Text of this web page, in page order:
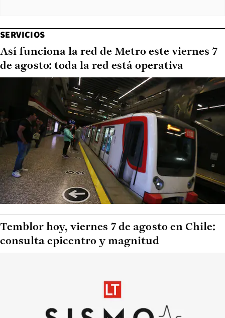
SERVICIOS
Así funciona la red de Metro este viernes 7
de agosto: toda la red está operativa
Temblor hoy, viernes 7 de agosto en Chile:
consulta epicentro y magnitud